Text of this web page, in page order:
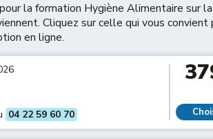
la formation Hygiène Alimentaire sur
Cliquez sur celle qui vous convient
en ligne.
04 22 59 60 70